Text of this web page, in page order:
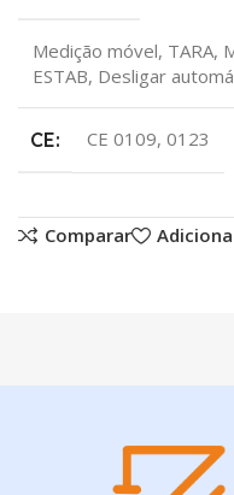
Medição móvel, TARA,
ESTAB, Desligar
CE: CE 0109, 0123
Comparar